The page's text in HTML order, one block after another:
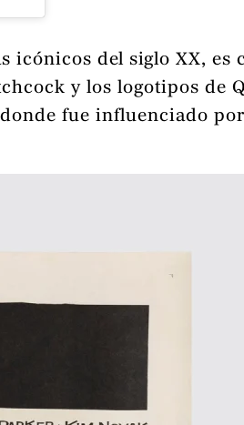
icónicos del siglo XX, es
y los logotipos de
fue influenciado